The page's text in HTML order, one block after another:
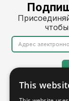
This